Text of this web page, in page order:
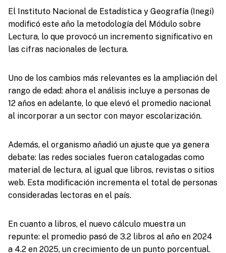
El Instituto Nacional de Estadística y Geografía (Inegi)
modificó este año la metodología del Módulo sobre
Lectura, lo que provocó un incremento significativo en
las cifras nacionales de lectura.
Uno de los cambios más relevantes es la ampliación del
rango de edad: ahora el análisis incluye a personas de
12 años en adelante, lo que elevó el promedio nacional
al incorporar a un sector con mayor escolarización.
Además, el organismo añadió un ajuste que ya genera
debate: las redes sociales fueron catalogadas como
material de lectura, al igual que libros, revistas o sitios
web. Esta modificación incrementa el total de personas
consideradas lectoras en el país.
En cuanto a libros, el nuevo cálculo muestra un
repunte: el promedio pasó de 3.2 libros al año en 2024
a 4.2 en 2025, un crecimiento de un punto porcentual.